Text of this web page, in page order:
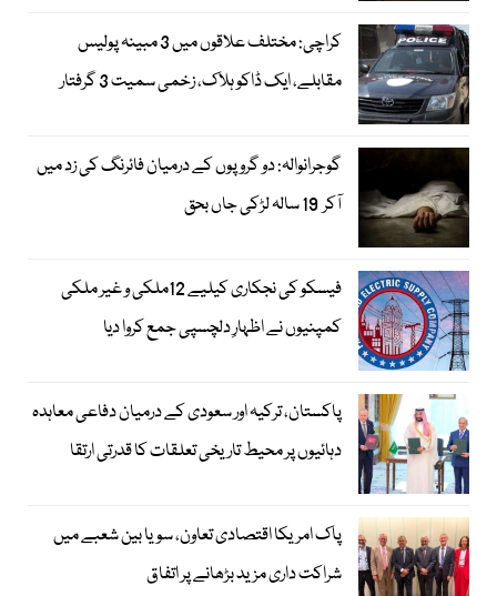
کراچی: مختلف علاقوں میں 3 مبینہ پولیس
مقابلے، ایک ڈاکو ہلاک، زخمی سمیت 3 گرفتار
گوجرانوالہ: دو گروپوں کے درمیان فائرنگ کی زد میں
آکر 19 سالہ لڑکی جاں بحق
فیسکو کی نجکاری کیلیے 12ملکی و غیر ملکی
کمپنیوں نے اظہارِ دلچسپی جمع کروا دیا
پاکستان، ترکیہ اور سعودی کے درمیان دفاعی معاہدہ
دہائیوں پر محیط تاریخی تعلقات کا قدرتی ارتقا
پاک امریکا اقتصادی تعاون، سویا بین شعبے میں
شراکت داری مزید بڑھانے پر اتفاق